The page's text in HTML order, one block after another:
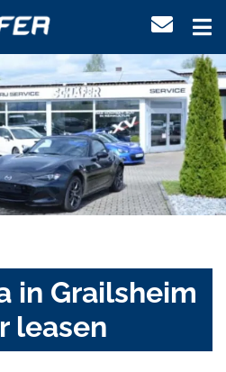
in Grailsheim
leasen